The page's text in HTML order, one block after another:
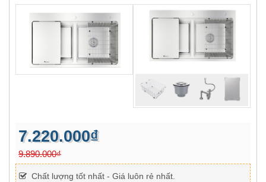
7.220.000₫
9.890.000₫
Chất lượng tốt nhất - Giá luôn rẻ nhất.